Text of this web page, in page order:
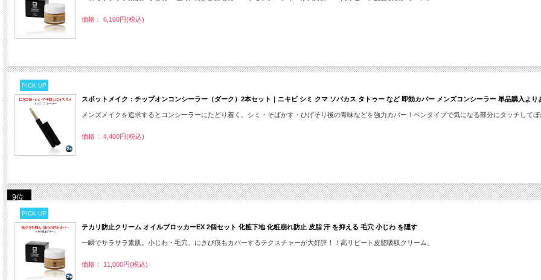
価格： 6,160円(税込)
PICK UP
スポットメイク：チップオンコンシーラー（ダーク）2本セット｜ニキビ シミ クマ ソバカス タトゥー など 即効カバー メンズコンシーラー 単品購入より
メンズメイクを追求するとコンシーラーにたどり着く。シミ・そばかす・ひげそり後の青味などを強力カバー！ペンタイプで気になる部分にタッチして
価格： 4,400円(税込)
9位
PICK UP
テカリ防止クリーム オイルブロッカーEX 2個セット 化粧下地 化粧崩れ防止 皮脂 汗 を抑える 毛穴 小じわ を隠す
一瞬でサラサラ素肌。小じわ・毛穴、にきび痕もカバーするテクスチャーが大好評！！高リピート皮脂吸収クリーム。
価格： 11,000円(税込)